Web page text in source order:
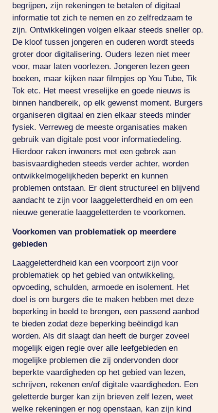
begrijpen, zijn rekeningen te betalen of digitaal
informatie tot zich te nemen en zo zelfredzaam te
zijn. Ontwikkelingen volgen elkaar steeds sneller op.
De kloof tussen jongeren en ouderen wordt steeds
groter door digitalisering. Ouders lezen niet meer
voor, maar laten voorlezen. Jongeren lezen geen
boeken, maar kijken naar filmpjes op You Tube, Tik
Tok etc. Het meest vreselijke en goede nieuws is
binnen handbereik, op elk gewenst moment. Burgers
organiseren digitaal en zien elkaar steeds minder
fysiek. Verreweg de meeste organisaties maken
gebruik van digitale post voor informatiedeling.
Hierdoor raken inwoners met een gebrek aan
basisvaardigheden steeds verder achter, worden
ontwikkelmogelijkheden beperkt en kunnen
problemen ontstaan. Er dient structureel en blijvend
aandacht te zijn voor laaggeletterdheid en om een
nieuwe generatie laaggeletterden te voorkomen.
Voorkomen van problematiek op meerdere
gebieden
Laaggeletterdheid kan een voorpoort zijn voor
problematiek op het gebied van ontwikkeling,
opvoeding, schulden, armoede en isolement. Het
doel is om burgers die te maken hebben met deze
beperking in beeld te brengen, een passend aanbod
te bieden zodat deze beperking beëindigd kan
worden. Als dit slaagt dan heeft de burger zoveel
mogelijk eigen regie over alle leefgebieden en
mogelijke problemen die zij ondervonden door
beperkte vaardigheden op het gebied van lezen,
schrijven, rekenen en/of digitale vaardigheden. Een
geletterde burger kan zijn brieven zelf lezen, weet
welke rekeningen er nog openstaan, kan zijn kind